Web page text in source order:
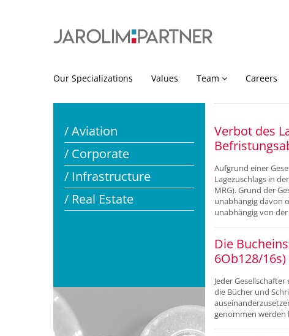
Our Specializations Values Team Careers
/ Aviation
/ Corporate
/ Infrastructure
/ Real Estate
Verbot des
Aufgrund einer
Lagezuschlags in
MRG). Grund der
unabhängig davon
unabhängig von
Die
6Ob128/16s)
Jeder
die Bücher und
genommen werden